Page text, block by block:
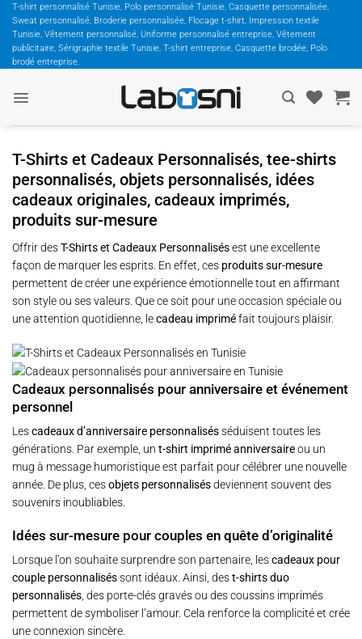
Passer
contenu
T-shirt personnalisé Tunisie, Polo personnalisé Tunisie, Casquette personnalisée,
Sweat personnalisé, Broderie personnalisée, Flocage t-shirt, Impression textile
Tunisie, Vêtement personnalisé, Uniforme personnalisé entreprise, Vêtement
publicitaire, Sérigraphie textile Tunisie, T-shirt entreprise, Casquette brodée, Polo
brodé entreprise,
T-Shirts et Cadeaux Personnalisés, tee-shirts
personnalisés, objets personnalisés, idées
cadeaux originales, cadeaux imprimés,
produits sur-mesure
Offrir desT-Shirts et Cadeaux Personnalisésest une excellente
façon de marquer les esprits. En effet, ces produits sur-mesure
permettent de créer une expérience émotionnelle tout en affirmant
son style ou ses valeurs. Que ce soit pour une occasion spéciale ou
une attention quotidienne, lecadeau impriméfait toujours plaisir.
Cadeaux personnalisés pour anniversaire et événement
personnel
Lescadeaux d’anniversaire personnalisésséduisent toutes les
générations. Par exemple, un t-shirt imprimé anniversaireou un
mug à message humoristique est parfait pour célébrer une nouvelle
année. De plus, cesobjets personnalisésdeviennent souvent des
souvenirs inoubliables.
Idées sur-mesure pour couples en quête d’originalité
Lorsque l’on souhaite surprendre son partenaire, lescadeaux pour
couple personnaliséssont idéaux. Ainsi, dest-shirts duo
personnalisés, des porte-clés gravés ou des coussins imprimés
permettent de symboliser l’amour. Cela renforce la complicité et crée
une connexion sincère.